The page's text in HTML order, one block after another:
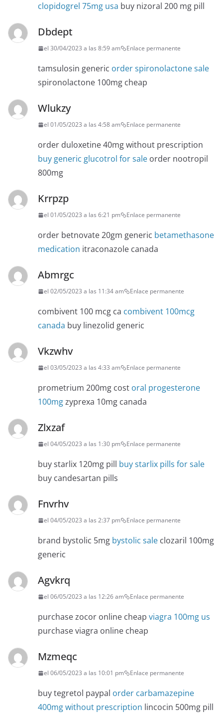
clopidogrel 75mg usa buy nizoral 200 mg pill
Dbdept
el 30/04/2023 a las 8:59 am Enlace permanente
tamsulosin generic order spironolactone sale
spironolactone 100mg cheap
Wlukzy
el 01/05/2023 a las 4:58 am Enlace permanente
order duloxetine 40mg without prescription
buy generic glucotrol for sale order nootropil
800mg
Krrpzp
el 01/05/2023 a las 6:21 pm Enlace permanente
order betnovate 20gm generic betamethasone
medication itraconazole canada
Abmrgc
el 02/05/2023 a las 11:34 am Enlace permanente
combivent 100 mcg ca combivent 100mcg
canada buy linezolid generic
Vkzwhv
el 03/05/2023 a las 4:33 am Enlace permanente
prometrium 200mg cost oral progesterone
100mgzyprexa 10mg canada
Zlxzaf
el 04/05/2023 a las 1:30 pm Enlace permanente
buy starlix 120mg pill buy starlix pills for sale
buy candesartan pills
Fnvrhv
el 04/05/2023 a las 2:37 pm Enlace permanente
brand bystolic 5mg bystolic sale clozaril 100mg
generic
Agvkrq
el 06/05/2023 a las 12:26 am Enlace permanente
purchase zocor online cheap viagra 100mg us
purchase viagra online cheap
Mzmeqc
el 06/05/2023 a las 10:01 pm Enlace permanente
buy tegretol paypal order carbamazepine
400mg without prescription lincocin 500mg pill